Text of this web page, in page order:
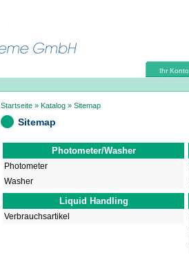
Ihr Konto
Startseite » Katalog » Sitemap
Sitemap
Photometer/Washer
Photometer
Washer
Liquid Handling
Verbrauchsartikel